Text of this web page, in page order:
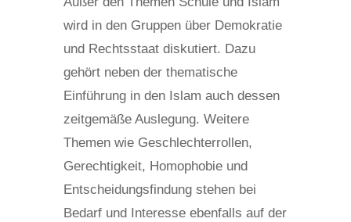
wird in den Gruppen über Demokratie
und Rechtsstaat diskutiert. Dazu
gehört neben der thematische
Einführung in den Islam auch dessen
zeitgemäße Auslegung. Weitere
Themen wie Geschlechterrollen,
Gerechtigkeit, Homophobie und
Entscheidungsfindung stehen bei
Bedarf und Interesse ebenfalls auf der